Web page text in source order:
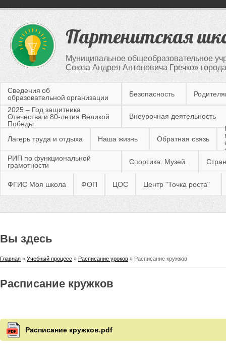
Партенитская
Муниципальное общеобразовательное
Союза Андрея Антоновича Гречко»
Сведения об
образовательной организации
Безопасность
2025 – Год защитника
Отечества и 80-летия Великой
Победы
Внеурочная деятельность
Лагерь труда и отдыха Наша жизнь Обратная связь
РИП по функциональной
грамотности
Спортика. Музей.
ФГИС Моя школа ФОП ЦОС Центр "Точка роста"
Вы здесь
Главная » Учебный процесс » Расписание уроков » Расписание кружков
Расписание кружков
Расписание кружков.pdf